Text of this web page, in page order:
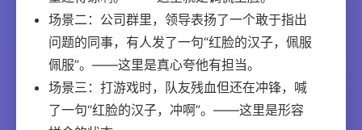
场景二：公司群里，领导表扬了一个敢于指出
问题的同事，有人发了一句“红脸的汉子，佩服
佩服”。——这里是真心夸他有担当。
场景三：打游戏时，队友残血但还在冲锋，喊
了一句“红脸的汉子，冲啊”。——这里是形容